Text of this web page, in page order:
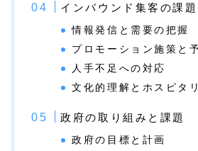
インバウンド集客の課題
情報発信と需要の把握
プロモーション施策と
人手不足への対応
文化的理解とホスピタ
政府の取り組みと課題
政府の目標と計画